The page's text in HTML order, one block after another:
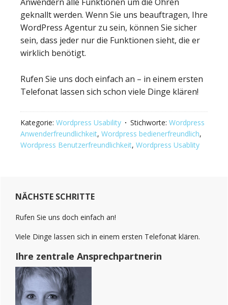
geknallt werden. Wenn Sie uns beauftragen, Ihre
WordPress Agentur zu sein, können Sie sicher
sein, dass jeder nur die Funktionen sieht, die er
wirklich benötigt.
Rufen Sie uns doch einfach an – in einem ersten
Telefonat lassen sich schon viele Dinge klären!
Kategorie: Wordpress Usability Stichworte: Wordpress
Anwenderfreundlichkeit, Wordpress bedienerfreundlich,
Wordpress Benutzerfreundlichkeit, Wordpress Usablity
Sidebar
(Primary)
NÄCHSTE SCHRITTE
Rufen Sie uns doch einfach an!
Viele Dinge lassen sich in einem ersten Telefonat klären.
Ihre zentrale Ansprechpartnerin